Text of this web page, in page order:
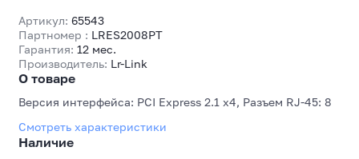
Артикул: 65543
Партномер : LRES2008PT
Гарантия: 12 мес.
Производитель: Lr-Link
О товаре
Версия интерфейса: PCI Express 2.1 x4, Разъем RJ-45: 8
Смотреть характеристики
Наличие